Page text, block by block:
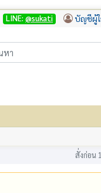
LINE:@sukati บัญชีผู้
สั่งก่อน